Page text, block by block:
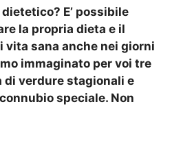
E’ possibile
la propria dieta e il
vita sana anche nei giorni
immaginato per voi tre
di verdure stagionali e
speciale. Non